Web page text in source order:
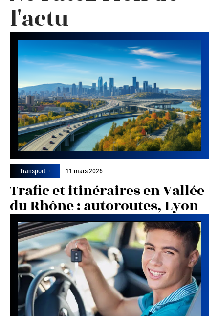
l'actu
Transport 11 mars 2026
Trafic et itinéraires en Vallée
du Rhône : autoroutes, Lyon